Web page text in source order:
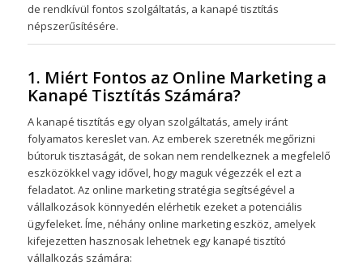
de rendkívül fontos szolgáltatás, a kanapé tisztítás
népszerűsítésére.
1. Miért Fontos az Online Marketing a
Kanapé Tisztítás Számára?
A kanapé tisztítás egy olyan szolgáltatás, amely iránt
folyamatos kereslet van. Az emberek szeretnék megőrizni
bútoruk tisztaságát, de sokan nem rendelkeznek a megfelelő
eszközökkel vagy idővel, hogy maguk végezzék el ezt a
feladatot. Az online marketing stratégia segítségével a
vállalkozások könnyedén elérhetik ezeket a potenciális
ügyfeleket. Íme, néhány online marketing eszköz, amelyek
kifejezetten hasznosak lehetnek egy kanapé tisztító
vállalkozás számára: